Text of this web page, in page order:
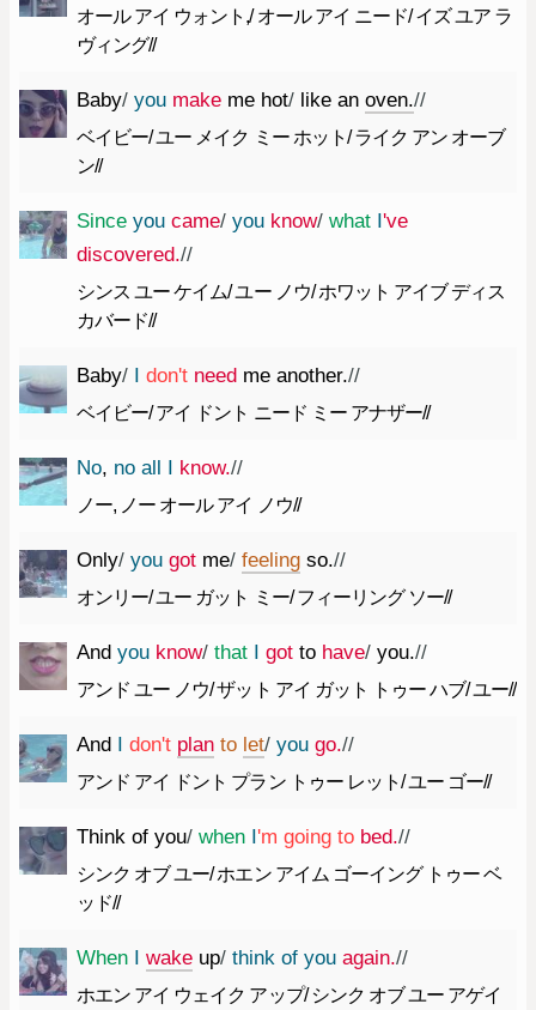
オール アイ ウォント,/ オール アイ ニード/ イズ ユア ラ
ヴィング//
Baby/ you make me hot/ like an oven.//
ベイビー/ ユー メイク ミー ホット/ ライク アン オーブ
ン//
Since you came/ you know/ what I've
discovered.//
シンス ユー ケイム/ ユー ノウ/ ホワット アイブ ディス
カバード//
Baby/ I don't need me another.//
ベイビー/ アイ ドント ニード ミー アナザー//
No, no all I know.//
ノー, ノー オール アイ ノウ//
Only/ you got me/ feeling so.//
オンリー/ ユー ガット ミー/ フィーリング ソー//
And you know/ that I got to have/ you.//
アンド ユー ノウ/ ザット アイ ガット トゥー ハブ/ ユー//
And I don't plan to let/ you go.//
アンド アイ ドント プラン トゥー レット/ ユー ゴー//
Think of you/ when I'm going to bed.//
シンク オブ ユー/ ホエン アイム ゴーイング トゥー ベ
ッド//
When I wake up/ think of you again.//
ホエン アイ ウェイク アップ/ シンク オブ ユー アゲイ